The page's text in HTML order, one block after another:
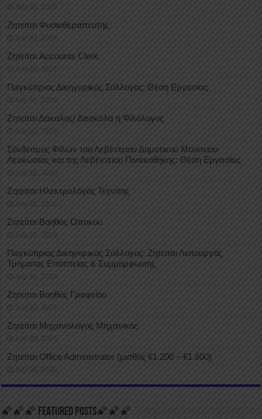
July 31, 2026
Ζητείται Φυσιοθεραπευτής
July 31, 2026
Ζητείται Accounts Clerk
July 31, 2026
Παγκύπριος Δικηγορικός Σύλλογος: Θέση Εργασίας
July 31, 2026
Ζητείται Δάκαλος/ Δασκάλα ή Φιλόλογος
July 31, 2026
Σύνδεσμος Φίλων του Λεβέντειου Δημοτικού Μουσείου
Λευκωσίας και της Λεβέντειου Πινακοθήκης: Θέση Εργασίας
July 31, 2026
Ζητείται Ηλεκτρολόγος Τεχνίτης
July 31, 2026
Ζητείται Βοηθός Οπτικού
July 31, 2026
Παγκύπριος Δικηγορικός Σύλλογος: Ζητείται Λειτουργός
Τμήματος Εποπτείας & Συμμόρφωσης
July 31, 2026
Ζητείται Βοηθός Γραφείου
July 30, 2026
Ζητείται Μηχανολόγος Μηχανικός
July 30, 2026
Ζητείται Office Administrator (μισθός €1.200 – €1.600)
July 30, 2026
🌠🌠🌠 FEATURED POSTS🌠🌠🌠